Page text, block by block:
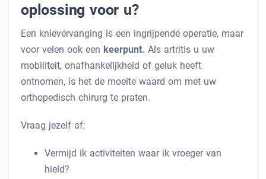
oplossing voor u?
Een knievervanging is een ingrijpende operatie, maar
voor velen ook een keerpunt. Als artritis u uw
mobiliteit, onafhankelijkheid of geluk heeft
ontnomen, is het de moeite waard om met uw
orthopedisch chirurg te praten.
Vraag jezelf af:
Vermijd ik activiteiten waar ik vroeger van
hield?